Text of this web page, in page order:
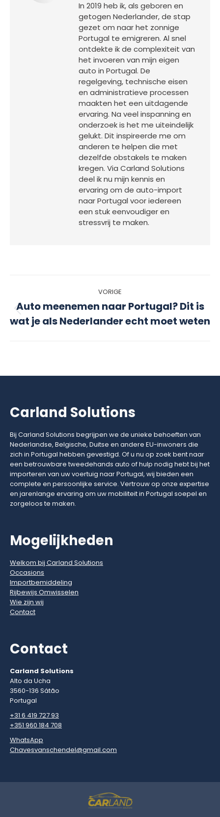
In 2019 heb ik, als geboren en
getogen Nederlander, de stap
gezet om naar het zonnige
Portugal te emigreren. Al snel
ontdekte ik de complexiteit van
het invoeren van mijn eigen
auto in Portugal. De
regelgeving, technische eisen
en administratieve processen
maakten het een uitdagende
ervaring. Na veel inspanning en
onderzoek is het me uiteindelijk
gelukt. Dit inspireerde me om
anderen te helpen die met
dezelfde obstakels te maken
kregen. Via Carland Solutions
deel ik nu mijn kennis en
ervaring om de auto-import
naar Portugal voor iedereen
een stuk eenvoudiger en
stressvrij te maken.
navigatie
VORIGE
Vorig
bericht
Auto meenemen naar Portugal? Dit is
wat je als Nederlander echt moet weten
Carland Solutions
Bij Carland Solutions begrijpen we de unieke behoeften van
Nederlandse, Belgische, Duitse en andere EU-inwoners die
zich in Portugal hebben gevestigd. Of u nu op zoek bent naar
een betrouwbare tweedehands auto of hulp nodig hebt bij het
importeren van uw voertuig naar Portugal, wij bieden een
complete en persoonlijke service. Vertrouw op onze expertise
en jarenlange ervaring om uw mobiliteit in Portugal soepel en
zorgeloos te maken.
Mogelijkheden
Welkom bij Carland Solutions
Occasions
Importbemiddeling
Rijbewijs Omwisselen
Wie zijn wij
Contact
Contact
Carland Solutions
Alto da Ucha
3560-136 Sátão
Portugal
+31 6 419 727 93
+351 960 184 708
WhatsApp
Chavesvanschendel@gmail.com